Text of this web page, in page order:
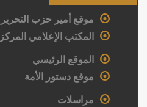
موقع أمير حزب التحرير
المكتب الإعلامي
الموقع الرئيسي
موقع دستور الأمة
مراسلات